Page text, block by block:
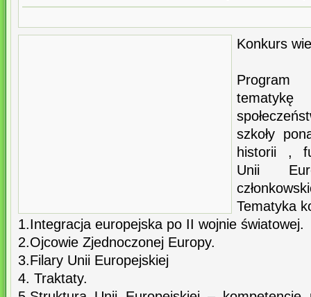
Konkurs
szkoły
historii ,
Unii
Tematyka
1.Integracja europejska po II wojnie światowej.
2.Ojcowie Zjednoczonej Europy.
3.Filary Unii Europejskiej
4. Traktaty.